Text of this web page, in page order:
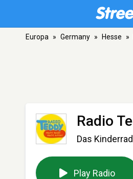
Europa » Germany » Hesse »
Radio
Das
Play Radio